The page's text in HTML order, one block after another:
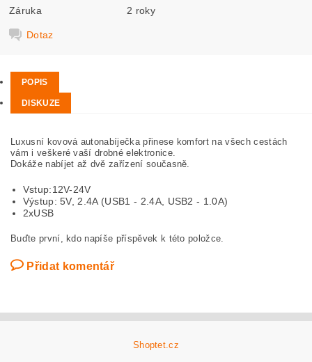
Záruka 2 roky
Dotaz
POPIS
DISKUZE
Luxusní kovová autonabíječka přinese komfort na všech cestách
vám i veškeré vaší drobné elektronice.
Dokáže nabíjet až dvě zařízení současně.
Vstup:12V-24V
Výstup: 5V, 2.4A (USB1 - 2.4A, USB2 - 1.0A)
2xUSB
Buďte první, kdo napíše příspěvek k této položce.
Přidat komentář
Shoptet.cz